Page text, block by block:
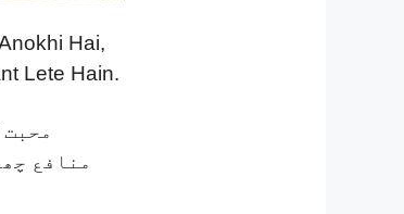
Hai,
Lete Hain.
منافع